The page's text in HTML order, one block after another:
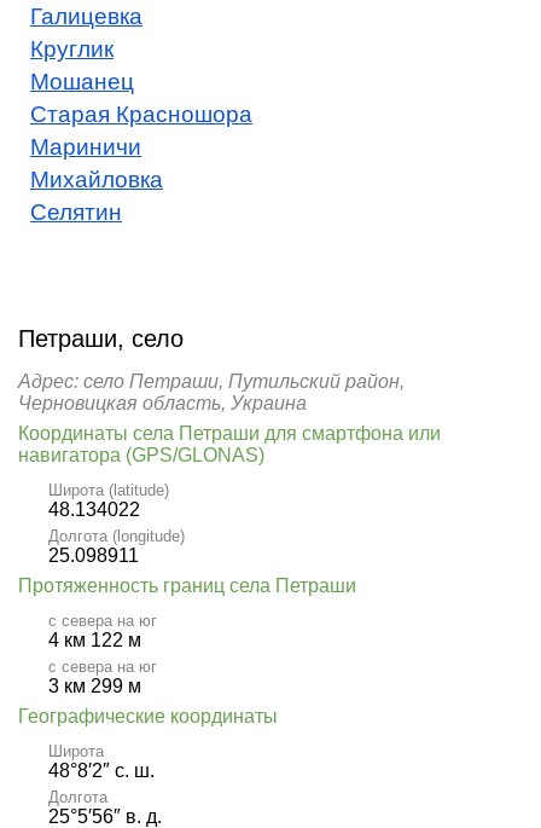
Галицевка
Круглик
Мошанец
Старая Красношора
Мариничи
Михайловка
Селятин
Петраши, село
Адрес: село Петраши, Путильский район,
Черновицкая область, Украина
Координаты села Петраши для смартфона или
навигатора (GPS/GLONAS)
Широта (latitude)
48.134022
Долгота (longitude)
25.098911
Протяженность границ села Петраши
с севера на юг
4 км 122 м
с севера на юг
3 км 299 м
Географические координаты
Широта
48°8′2″ с. ш.
Долгота
25°5′56″ в. д.